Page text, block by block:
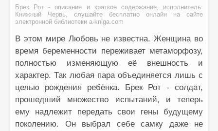
Брек Рот - описание и краткое содержание, исполнитель:
Книжный Червь, слушайте бесплатно онлайн на сайте
электронной библиотеки a-kniga.com
В этом мире Любовь не известна. Женщина во
время беременности переживает метаморфозу,
полностью изменяющую её внешность и
характер. Так любая пара объединяется лишь с
целью рождения ребёнка. Брек Рот - солдат,
прошедший множество испытаний, и теперь
ему надлежит передать свои гены будущему
поколению. Он выбрал себе самку даже не